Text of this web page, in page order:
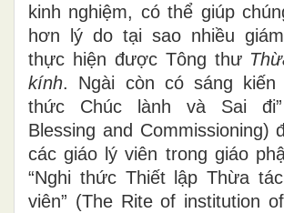
kinh nghiệm, có thể giúp
hơn lý do tại sao nhiều
thực hiện được Tông thư
kính. Ngài còn có sáng kiến
thức Chúc lành và Sai đi”
Blessing and Commissioning)
các giáo lý viên trong giáo
“Nghi thức Thiết lập Thừa
viên” (The Rite of institution